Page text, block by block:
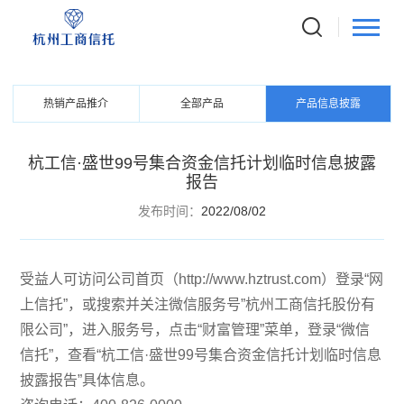
信托产品
热销产品推介 全部产品 产品信息披露
杭工信·盛世99号集合资金信托计划临时信息披露
报告
发布时间： 2022/08/02
受益人可访问公司首页（http://www.hztrust.com）登录“网
上信托”，或搜索并关注微信服务号”杭州工商信托股份有
限公司”，进入服务号，点击“财富管理”菜单，登录“微信
信托”，查看“杭工信·盛世99号集合资金信托计划临时信息
披露报告”具体信息。